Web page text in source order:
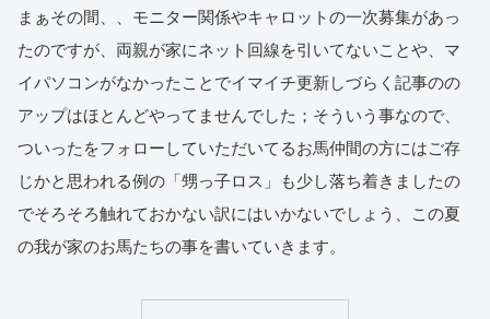
まぁその間、、モニター関係やキャロットの一次募集があっ
たのですが、両親が家にネット回線を引いてないことや、マ
イパソコンがなかったことでイマイチ更新しづらく記事のの
アップはほとんどやってませんでした；そういう事なので、
ついったをフォローしていただいてるお馬仲間の方にはご存
じかと思われる例の「甥っ子ロス」も少し落ち着きましたの
でそろそろ触れておかない訳にはいかないでしょう、この夏
の我が家のお馬たちの事を書いていきます。